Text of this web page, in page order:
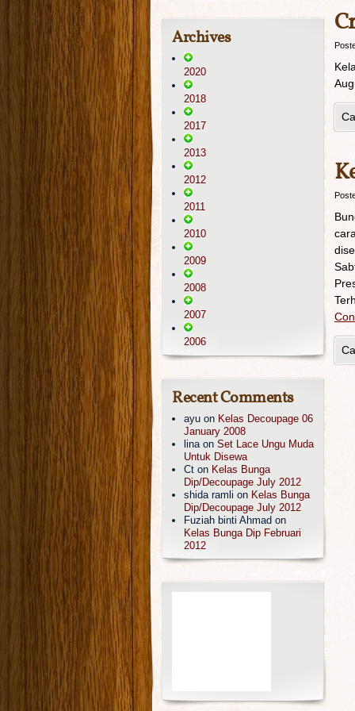
Archives
2020
2018
2017
2013
2012
2011
2010
2009
2008
2007
2006
Recent Comments
ayu on Kelas Decoupage 06
January 2008
linaon Set Lace Ungu Muda
Untuk Disewa
Ct on Kelas Bunga
Dip/Decoupage July 2012
shida ramli on Kelas Bunga
Dip/Decoupage July 2012
Fuziah binti Ahmad on
Kelas Bunga Dip Februari
2012